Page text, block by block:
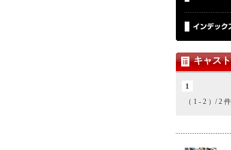
キャスト
1
（ 1 - 2 ）/ 2 件